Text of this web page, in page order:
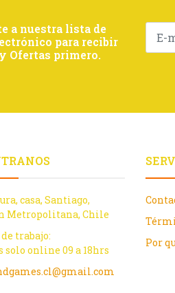
a nuestra lista de
para recibir
Ofertas primero.
casa, Santiago,
Metropolitana, Chile
trabajo:
solo online 09 a 18hrs
Por